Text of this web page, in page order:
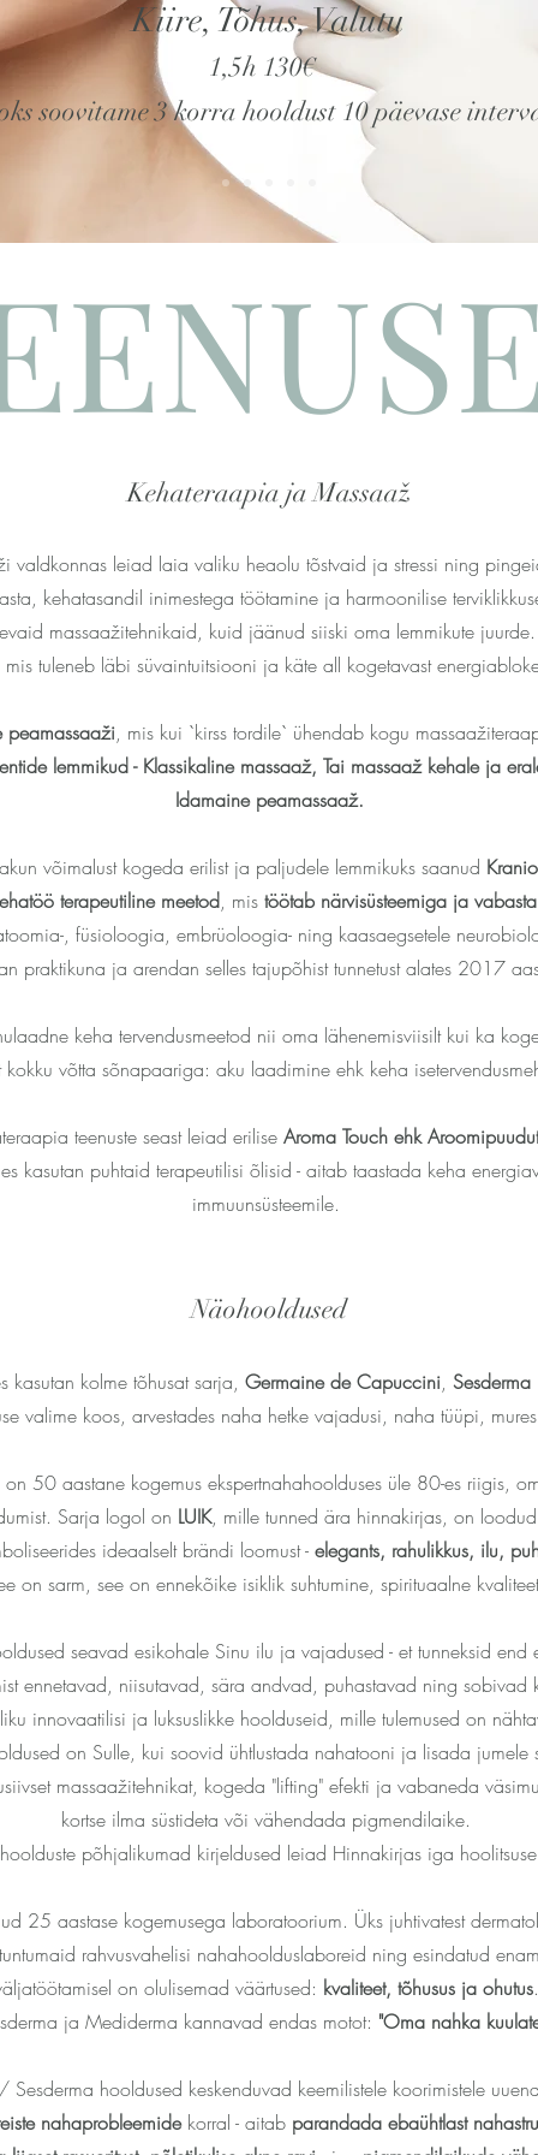
Kehateraapia ja Massaaž
valdkonnas leiad laia valiku heaolu tõstvaid ja stressi ning
kehatasandil inimestega töötamine ja harmoonilise
massaažitehnikaid, kuid jäänud siiski oma lemmikute
tuleneb läbi süvaintuitsiooni ja käte all kogetavast
peamassaaži, mis kui `kirss tordile` ühendab kogu
lemmikud - Klassikaline massaaž, Tai massaaž kehale ja
Idamaine peamassaaž.
võimalust kogeda erilist ja paljudele lemmikuks saanud K
terapeutiline meetod, mis töötab närvisüsteemiga ja
, füsioloogia, embrüoloogia- ning kaasaegsetele
praktikuna ja arendan selles tajupõhist tunnetust alates 2017
keha tervendusmeetod nii oma lähenemisviisilt kui ka
võtta sõnapaariga: aku laadimine ehk keha
teenuste seast leiad erilise Aroma Touch ehk
kasutan puhtaid terapeutilisi õlisid - aitab taastada keha
immuunsüsteemile.
Näohooldused
kasutan kolme tõhusat sarja, Germaine de Capuccini, Sesderma
valime koos, arvestades naha hetke vajadusi, naha tüüpi,
50 aastane kogemus ekspertnahahoolduses üle 80-es riigis,
Sarja logol on LUIK, mille tunned ära hinnakirjas, on
ideaalselt brändi loomust - elegants, rahulikkus, ilu,
on sarm, see on ennekõike isiklik suhtumine, spirituaalne
seavad esikohale Sinu ilu ja vajadused - et tunneksid
ennetavad, niisutavad, sära andvad, puhastavad ning sobivad
innovaatilisi ja luksuslikke hoolduseid, mille tulemused on
on Sulle, kui soovid ühtlustada nahatooni ja lisada
massaažitehnikat, kogeda "lifting" efekti ja vabaneda
kortse ilma süstideta või vähendada pigmendilaike.
põhjalikumad kirjeldused leiad Hinnakirjas iga
25 aastase kogemusega laboratoorium. Üks juhtivatest
rahvusvahelisi nahahoolduslaboreid ning esindatud
on olulisemad väärtused: kvaliteet, tõhusus ja ohutus
ja Mediderma kannavad endas motot: "Oma nahka
hooldused keskenduvad keemilistele koorimistele
nahaprobleemidekorral - aitab parandada ebaühtlast
Kiire, Tõhus, Valutu
1,5h 130€
soovitame 3 korra hooldust 10 päevase